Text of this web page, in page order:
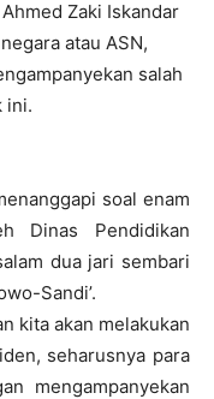
Zaki Iskandar
atau ASN,
salah
ini.
soal enam
Dinas Pendidikan
dua jari sembari
Sandi’.
kita akan melakukan
seharusnya para
mengampanyekan